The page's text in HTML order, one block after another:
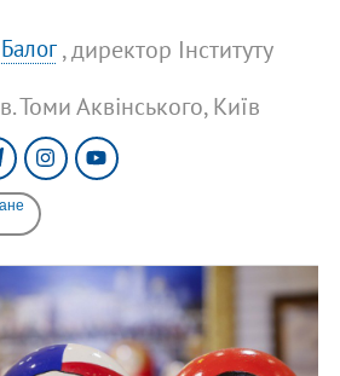
, директор Інституту
Томи Аквінського, Київ